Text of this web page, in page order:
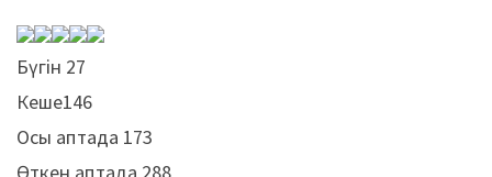
Бүгін 27
Кеше146
Осы аптада 173